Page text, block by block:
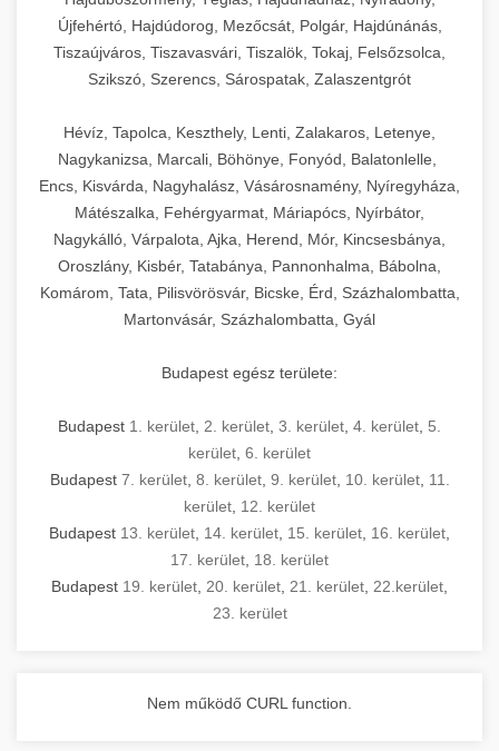
Újfehértó, Hajdúdorog, Mezőcsát, Polgár, Hajdúnánás,
Tiszaújváros, Tiszavasvári, Tiszalök, Tokaj, Felsőzsolca,
Szikszó, Szerencs, Sárospatak, Zalaszentgrót
Hévíz, Tapolca, Keszthely, Lenti, Zalakaros, Letenye,
Nagykanizsa, Marcali, Böhönye, Fonyód, Balatonlelle,
Encs, Kisvárda, Nagyhalász, Vásárosnamény, Nyíregyháza,
Mátészalka, Fehérgyarmat, Máriapócs, Nyírbátor,
Nagykálló, Várpalota, Ajka, Herend, Mór, Kincsesbánya,
Oroszlány, Kisbér, Tatabánya, Pannonhalma, Bábolna,
Komárom, Tata, Pilisvörösvár, Bicske, Érd, Százhalombatta,
Martonvásár, Százhalombatta, Gyál
Budapest egész területe:
Budapest 1. kerület 2. kerület 3. kerület 4. kerület 5.
kerület 6. kerület
Budapest 7. kerület, 8. kerület, 9. kerület, 10. kerület, 11.
kerület 12. kerület
Budapest 13. kerület 14. kerület 15. kerület 16. kerület
17. kerület 18. kerület
Budapest 19. kerület 20. kerület 21. kerület 22.kerület
23. kerület
Nem működő CURL function.